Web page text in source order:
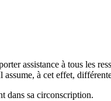
assistance à tous les
à cet effet,
dans sa circonscription.